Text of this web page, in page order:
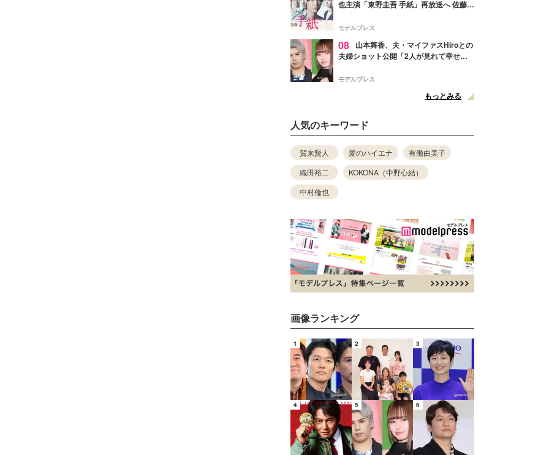
也主演「東野圭吾 手紙」再放送へ 佐藤隆
モデルプレス
08
山本舞香、夫・マイファスHiroとの
夫婦ショット公開「2人が見れて幸せ」
モデルプレス
もっとみる
人気のキーワード
賀来賢人 愛のハイエナ
有働由美子
織田裕二
KOKONA（中野心結）
中村倫也
画像ランキング
1 2 3
4 5 6